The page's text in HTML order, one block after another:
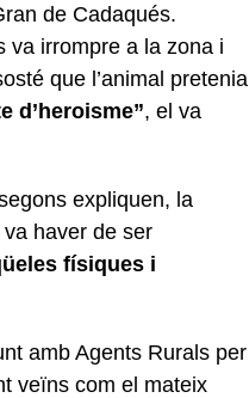
de Cadaqués.
va irrompre a la zona i
que l’animal pretenia
d’heroisme”, el va
expliquen, la
va haver de ser
físiques i
amb Agents Rurals per
veïns com el mateix